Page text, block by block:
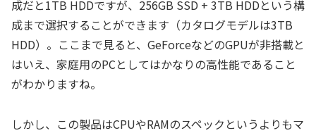
成だと1TB HDDですが、256GB SSD + 3TB HDDという構
成まで選択することができます（カタログモデルは3TB
HDD）。ここまで見ると、GeForceなどのGPUが非搭載と
はいえ、家庭用のPCとしてはかなりの高性能であること
がわかりますね。
しかし、この製品はCPUやRAMのスペックというよりもマ